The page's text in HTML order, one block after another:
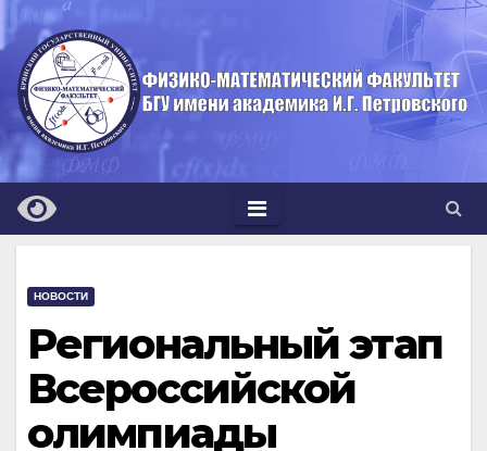
Перейти
к
содержимому
НОВОСТИ
Региональный этап
Всероссийской
олимпиады